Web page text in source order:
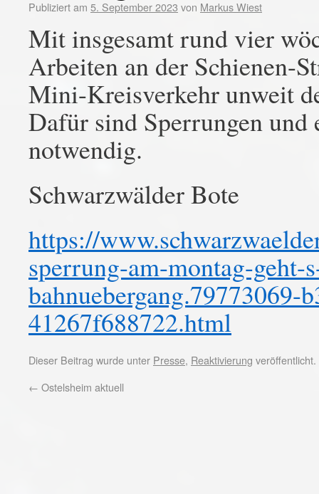
Publiziert am 5. September 2023 von Markus Wiest
Mit insgesamt rund vier
Arbeiten an der Schienen-
Mini-Kreisverkehr unweit
Dafür sind Sperrungen
notwendig.
Schwarzwälder Bote
https://
sperrung-am-montag-geht-
bahnuebergang.79773069-
41267f688722.html
Dieser Beitrag wurde unter Presse, Reaktivierung
← Ostelsheim aktuell